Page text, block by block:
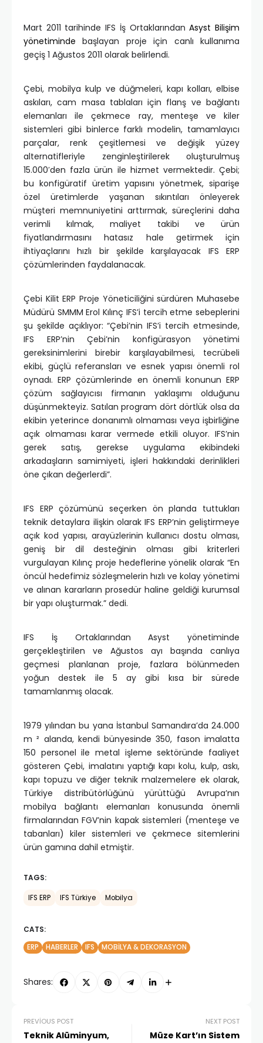
Mart 2011 tarihinde IFS İş OrtaklarındanAsyst Bilişim
yönetiminde başlayan proje için canlı kullanıma
geçiş 1 Ağustos 2011 olarak belirlendi.
Çebi, mobilya kulp ve düğmeleri, kapı kolları, elbise
askıları, cam masa tablaları için flanş ve bağlantı
elemanları ile çekmece ray, menteşe ve kiler
sistemleri gibi binlerce farklı modelin, tamamlayıcı
parçalar, renk çeşitlemesi ve değişik yüzey
alternatifleriyle zenginleştirilerek oluşturulmuş
15.000′den fazla ürün ile hizmet vermektedir. Çebi;
bu konfigüratif üretim yapısını yönetmek, siparişe
özel üretimlerde yaşanan sıkıntıları önleyerek
müşteri memnuniyetini arttırmak, süreçlerini daha
verimli kılmak, maliyet takibi ve ürün
fiyatlandırmasını hatasız hale getirmek için
ihtiyaçlarını hızlı bir şekilde karşılayacak IFS ERP
çözümlerinden faydalanacak.
Çebi Kilit ERP Proje Yöneticiliğini sürdüren Muhasebe
Müdürü SMMM Erol Kılınç IFS’i tercih etme sebeplerini
şu şekilde açıklıyor: “Çebi’nin IFS’i tercih etmesinde,
IFS ERP’nin Çebi’nin konfigürasyon yönetimi
gereksinimlerini birebir karşılayabilmesi, tecrübeli
ekibi, güçlü referansları ve esnek yapısı önemli rol
oynadı. ERP çözümlerinde en önemli konunun ERP
çözüm sağlayıcısı firmanın yaklaşımı olduğunu
düşünmekteyiz. Satılan program dört dörtlük olsa da
ekibin yeterince donanımlı olmaması veya işbirliğine
açık olmaması karar vermede etkili oluyor. IFS’nin
gerek satış, gerekse uygulama ekibindeki
arkadaşların samimiyeti, işleri hakkındaki derinlikleri
öne çıkan değerlerdi”.
IFS ERP çözümünü seçerken ön planda tuttukları
teknik detaylara ilişkin olarak IFS ERP’nin geliştirmeye
açık kod yapısı, arayüzlerinin kullanıcı dostu olması,
geniş bir dil desteğinin olması gibi kriterleri
vurgulayan Kılınç proje hedeflerine yönelik olarak “En
öncül hedefimiz sözleşmelerin hızlı ve kolay yönetimi
ve alınan kararların prosedür haline geldiği kurumsal
bir yapı oluşturmak.” dedi.
IFS İş Ortaklarından Asyst yönetiminde
gerçekleştirilen ve Ağustos ayı başında canlıya
geçmesi planlanan proje, fazlara bölünmeden
yoğun destek ile 5 ay gibi kısa bir sürede
tamamlanmış olacak.
1979 yılından bu yana İstanbul Samandıra’da 24.000
m ² alanda, kendi bünyesinde 350, fason imalatta
150 personel ile metal işleme sektöründe faaliyet
gösteren Çebi, imalatını yaptığı kapı kolu, kulp, askı,
kapı topuzu ve diğer teknik malzemelere ek olarak,
Türkiye distribütörlüğünü yürüttüğü Avrupa’nın
mobilya bağlantı elemanları konusunda önemli
firmalarından FGV’nin kapak sistemleri (menteşe ve
tabanları) kiler sistemleri ve çekmece sitemlerini
ürün gamına dahil etmiştir.
TAGS:
IFS ERP IFS Türkiye Mobilya
CATS:
ERP
HABERLER IFS MOBILYA & DEKORASYON
Shares:
PREVIOUS POST
Teknik Alüminyum,
NEXT POST
Müze Kart’ın Sistem